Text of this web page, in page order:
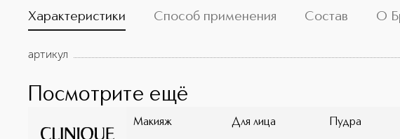
пудровых текстур. Покрытие: естественное матовое. Подходит всем
Не вызывает высыпаний.
Характеристики Способ применения Состав О
артикул
Посмотрите ещё
Макияж Для лица Пудра